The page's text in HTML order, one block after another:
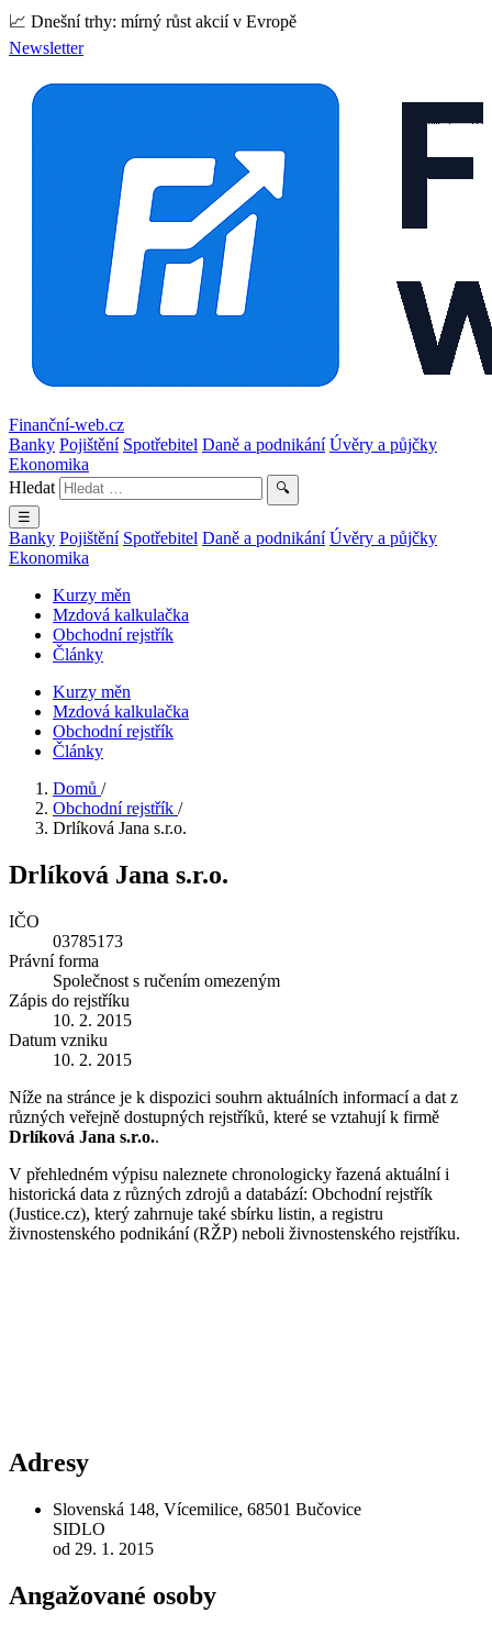
📈 Dnešní trhy: mírný růst akcií v Evropě
Newsletter
Finanční-web.cz
Banky Pojištění Spotřebitel Daně a podnikání Úvěry a půjčky
Ekonomika
Hledat
🔍
☰
Banky Pojištění Spotřebitel Daně a podnikání Úvěry a půjčky
Ekonomika
Kurzy měn
Mzdová kalkulačka
Obchodní rejstřík
Články
Kurzy měn
Mzdová kalkulačka
Obchodní rejstřík
Články
Domů /
Obchodní rejstřík /
Drlíková Jana s.r.o.
Drlíková Jana s.r.o.
IČO
03785173
Právní forma
Společnost s ručením omezeným
Zápis do rejstříku
10. 2. 2015
Datum vzniku
10. 2. 2015
Níže na stránce je k dispozici souhrn aktuálních informací a dat z
různých veřejně dostupných rejstříků, které se vztahují k firmě
Drlíková Jana s.r.o..
V přehledném výpisu naleznete chronologicky řazená aktuální i
historická data z různých zdrojů a databází: Obchodní rejstřík
(Justice.cz), který zahrnuje také sbírku listin, a registru
živnostenského podnikání (RŽP) neboli živnostenského rejstříku.
Adresy
Slovenská 148, Vícemilice, 68501 Bučovice
SIDLO
od 29. 1. 2015
Angažované osoby